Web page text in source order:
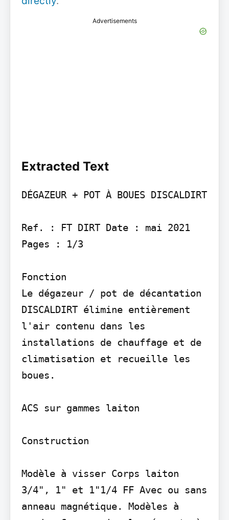
Advertisements
Extracted Text
DÉGAZEUR + POT À BOUES DISCALDIRT
Ref. : FT DIRT Date : mai 2021
Pages : 1/3
Fonction
Le dégazeur / pot de décantation
DISCALDIRT élimine entièrement
l'air contenu dans les
installations de chauffage et de
climatisation et recueille les
boues.
ACS sur gammes laiton
Construction
Modèle à visser Corps laiton
3/4", 1" et 1"1/4 FF Avec ou sans
anneau magnétique. Modèles à